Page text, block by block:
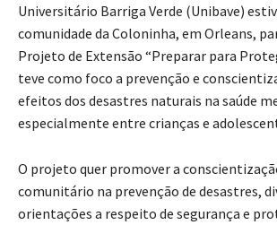
Universitário Barriga Verde (Unibave)
comunidade da Coloninha, em Orleans,
Projeto de Extensão “Preparar para
teve como foco a prevenção e
efeitos dos desastres naturais na saúde
especialmente entre crianças e
O projeto quer promover a
comunitário na prevenção de desastres,
orientações a respeito de segurança e